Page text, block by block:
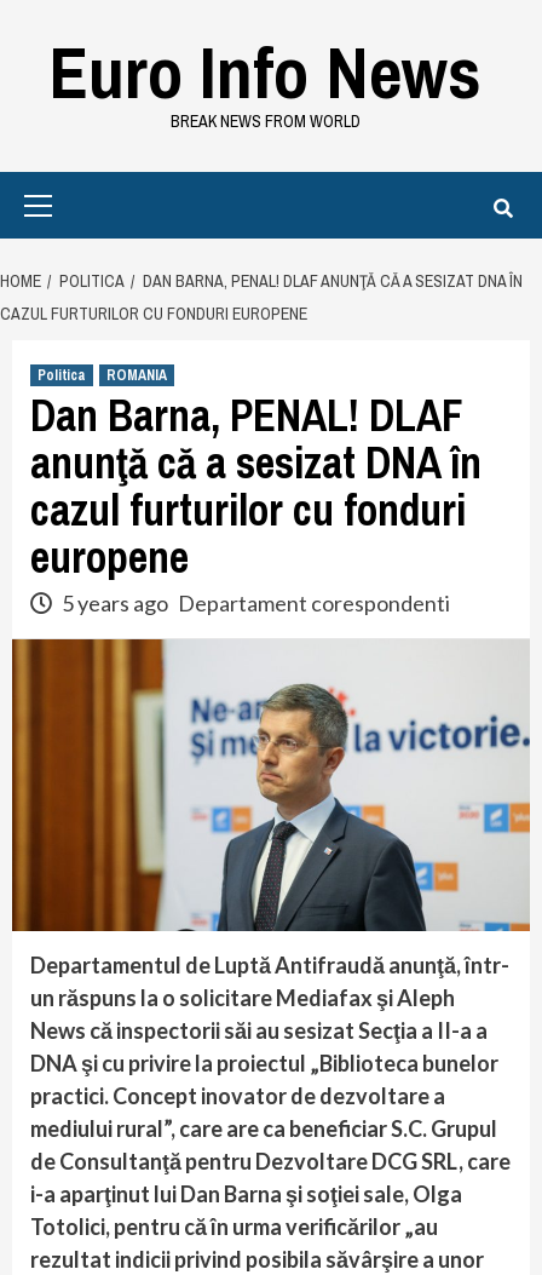
contentEuro Info News
BREAK NEWS FROM WORLD
HOME POLITICA
DAN BARNA, PENAL! DLAF ANUNŢĂ CĂ A SESIZAT DNA ÎN
CAZUL FURTURILOR CU FONDURI EUROPENE
Politica ROMANIA
Dan Barna, PENAL! DLAF
anunţă că a sesizat DNA în
cazul furturilor cu fonduri
europene
5 years ago Departament corespondenti
Departamentul de Luptă Antifraudă anunţă, într-
un răspuns la o solicitare Mediafax şi Aleph
News că inspectorii săi au sesizat Secţia a II-a a
DNA şi cu privire la proiectul „Biblioteca bunelor
practici. Concept inovator de dezvoltare a
mediului rural”, care are ca beneficiar S.C. Grupul
de Consultanţă pentru Dezvoltare DCG SRL, care
i-a aparţinut lui Dan Barna şi soţiei sale, Olga
Totolici, pentru că în urma verificărilor „au
rezultat indicii privind posibila săvârşire a unor